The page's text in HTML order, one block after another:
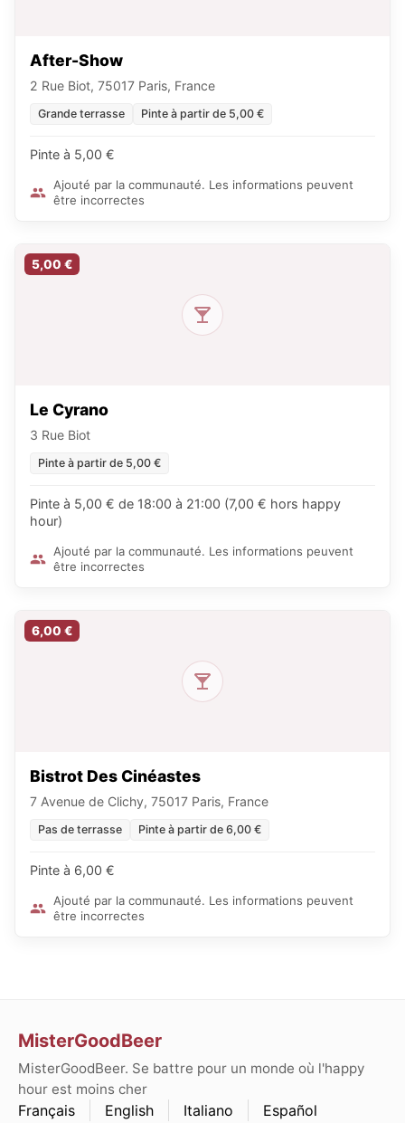
After-Show
2 Rue Biot, 75017 Paris, France
Grande terrasse Pinte à partir de 5,00 €
Pinte à 5,00 €
Ajouté par la communauté. Les informations peuvent
être incorrectes
5,00 €
Le Cyrano
3 Rue Biot
Pinte à partir de 5,00 €
Pinte à 5,00 € de 18:00 à 21:00 (7,00 € hors happy
hour)
Ajouté par la communauté. Les informations peuvent
être incorrectes
6,00 €
Bistrot Des Cinéastes
7 Avenue de Clichy, 75017 Paris, France
Pas de terrasse Pinte à partir de 6,00 €
Pinte à 6,00 €
Ajouté par la communauté. Les informations peuvent
être incorrectes
MisterGoodBeer
MisterGoodBeer. Se battre pour un monde où l'happy
hour est moins cher
Français English Italiano Español